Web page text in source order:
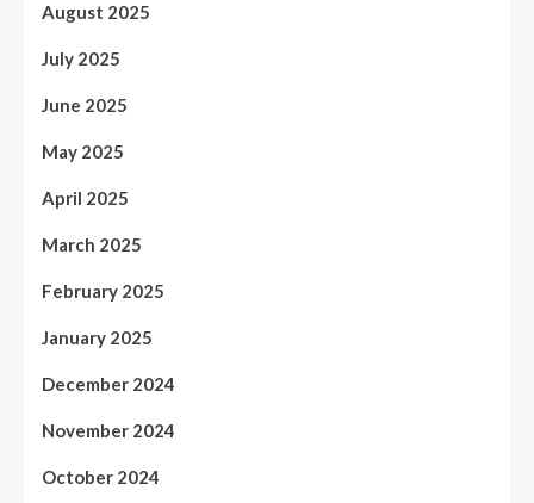
August 2025
July 2025
June 2025
May 2025
April 2025
March 2025
February 2025
January 2025
December 2024
November 2024
October 2024